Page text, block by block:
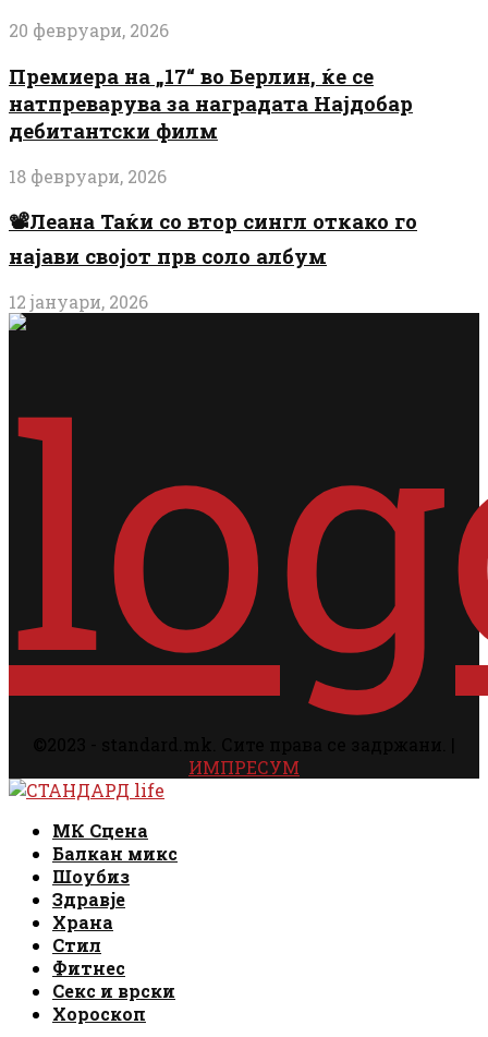
20 февруари, 2026
Премиера на „17“ во Берлин, ќе се
натпреварува за наградата Најдобар
дебитантски филм
18 февруари, 2026
📽️Леана Таќи со втор сингл откако го
најави својот прв соло албум
12 јануари, 2026
ИМПРЕСУМ
Facebook
Instagram
Email
Rss
МК Сцена
Балкан микс
Шоубиз
Здравје
Храна
Стил
Фитнес
Секс и врски
Хороскоп